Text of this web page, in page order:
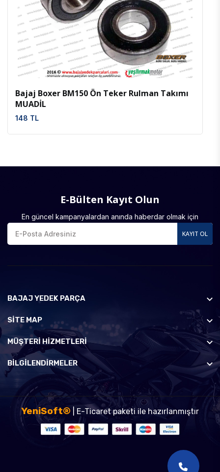
İncele Favoriler
Bajaj Boxer BM150 Ön Teker Rulman Takımı
MUADİL
148 TL
E-Bülten Kayıt Olun
En güncel kampanyalardan anında haberdar olmak için
KAYIT OL
BAJAJ YEDEK PARÇA
SİTE MAP
MÜŞTERI HIZMETLERI
BILGILENDIRMELER
YeniSoft®| E-Ticaret paketi ile hazırlanmıştır